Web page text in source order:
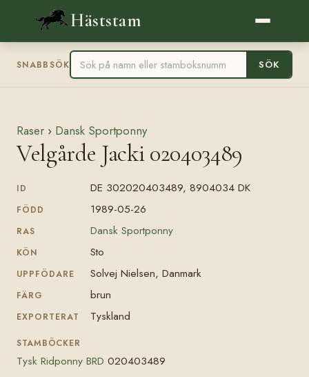
Häststam
SNABBSÖK SÖK
Raser › Dansk Sportponny
Velgårde Jacki 020403489
ID DE 302020403489, 8904034 DK
FÖDD 1989-05-26
RAS Dansk Sportponny
KÖN Sto
UPPFÖDARE Solvej Nielsen, Danmark
FÄRG brun
EXPORTERAT Tyskland
STAMBÖCKER
Tysk Ridponny BRD 020403489